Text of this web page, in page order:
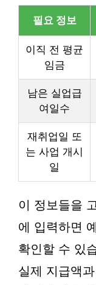
필요 정보
이직 전 평균
임금
남은 실업급
여일수
재취업일 또
는 사업 개시
일
이 정보들을
에 입력하면
확인할 수 있
실제 지급액